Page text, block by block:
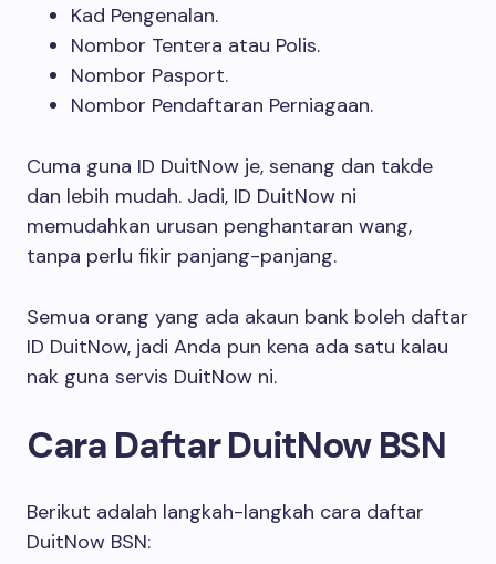
Kad Pengenalan.
Nombor Tentera atau Polis.
Nombor Pasport.
Nombor Pendaftaran Perniagaan.
Cuma guna ID DuitNow je, senang dan takde
dan lebih mudah. Jadi, ID DuitNow ni
memudahkan urusan penghantaran wang,
tanpa perlu fikir panjang-panjang.
Semua orang yang ada akaun bank boleh daftar
ID DuitNow, jadi Anda pun kena ada satu kalau
nak guna servis DuitNow ni.
Cara Daftar DuitNow BSN
Berikut adalah langkah-langkah cara daftar
DuitNow BSN: